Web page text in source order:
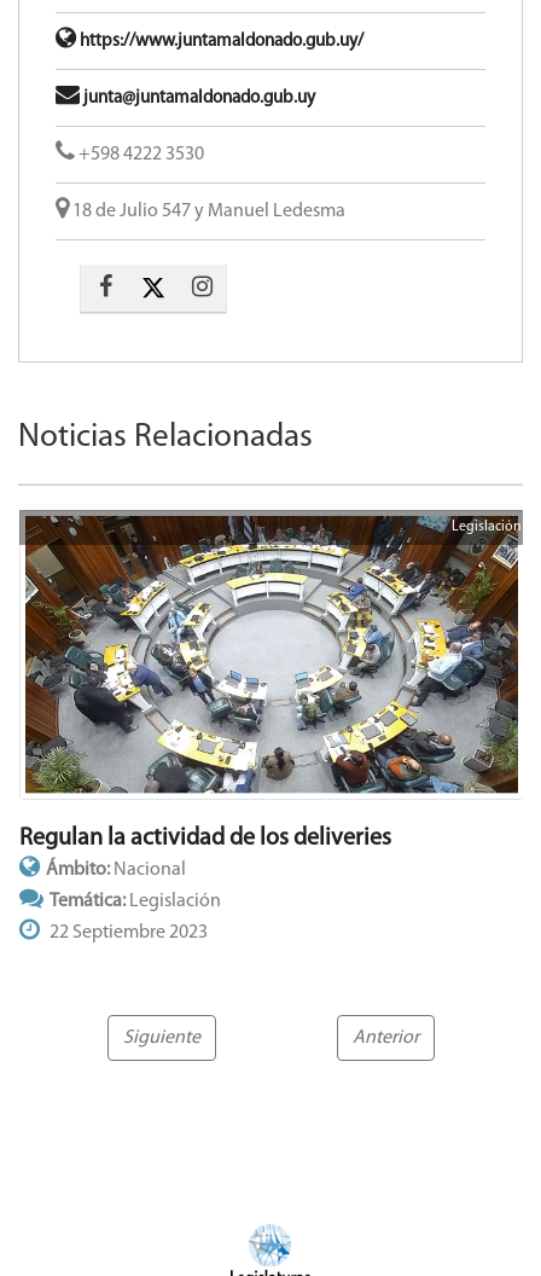
https://www.juntamaldonado.gub.uy/
junta@juntamaldonado.gub.uy
+598 4222 3530
18 de Julio 547 y Manuel Ledesma
Noticias Relacionadas
Legislación
Regulan la actividad de los deliveries
Ámbito:Nacional
Temática:Legislación
22 Septiembre 2023
Siguiente Anterior